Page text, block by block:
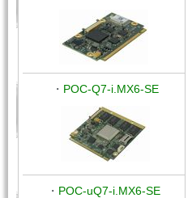
・ POC-Q7-i.MX6-SE
・ POC-uQ7-i.MX6-SE